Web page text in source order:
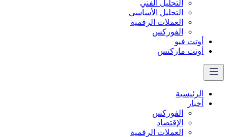
التحليل الفني
التحليل الأساسي
العملات الرقمية
الفوركس
أوتت فيو
أوتت ماركتس
الرئيسية
أخبار
الفوركس
الإقتصاد
العملات الرقمیة